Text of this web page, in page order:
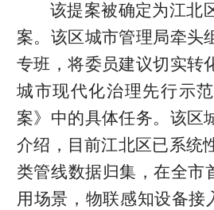
该提案被确定为江北
案。该区城市管理局牵头
专班，将委员建议切实转
城市现代化治理先行示
案》中的具体任务。该区
介绍，目前江北区已系统
类管线数据归集，在全市
用场景，物联感知设备接